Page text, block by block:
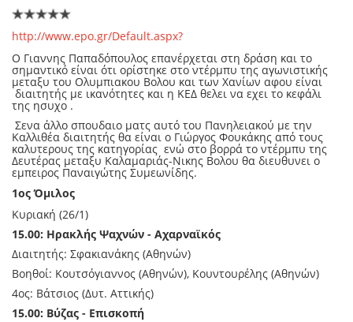
http://www.epo.gr/Default.aspx?
O Γιαννης Παπαδόπουλος επανέρχεται στη δράση και το
σημαντικό είναι ότι ορίστηκε στο ντέρμπυ της αγωνιστικής
μεταξυ του Ολυμπιακου Βολου και των Χανίων αφου είναι
διαιτητής με ικανότητες και η ΚΕΔ θελει να εχει το κεφάλι
της ησυχο .
Σενα άλλο σπουδαιο ματς αυτό του Πανηλειακού με την
Καλλιθέα διαιτητής θα είναι ο Γιώργος Φουκάκης από τους
καλυτερους της κατηγορίας ενώ στο βορρά το ντέρμπυ της
Δευτέρας μεταξυ Καλαμαριάς-Νικης Βολου θα διευθυνει ο
εμπειρος Παναιγώτης Συμεωνίδης.
1ος Όμιλος
Κυριακή (26/1)
15.00: Ηρακλής Ψαχνών - Αχαρναϊκός
Διαιτητής: Σφακιανάκης (Αθηνών)
Βοηθοί: Κουτσόγιαννος (Αθηνών), Κουντουρέλης (Αθηνών)
4ος: Βάτσιος (Δυτ. Αττικής)
15.00: Βύζας - Επισκοπή